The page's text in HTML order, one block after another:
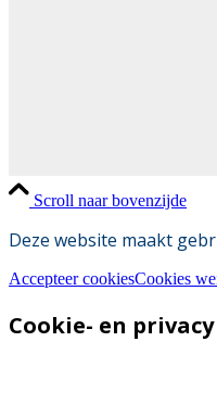
Scroll naar bovenzijde
Deze website maakt
Accepteer cookiesCookies
Cookie- en